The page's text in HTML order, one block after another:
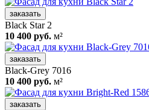
заказать
Black Star 2
10 400 руб. м²
заказать
Black-Grey 7016
10 400 руб. м²
заказать